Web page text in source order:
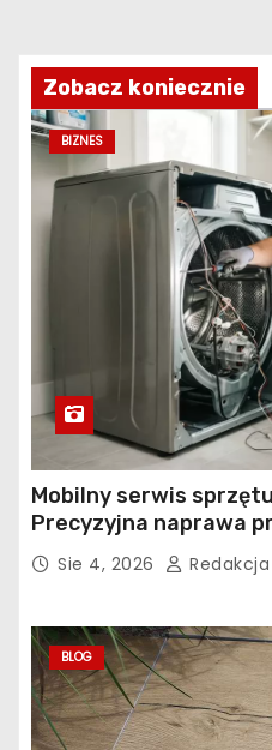
Zobacz koniecznie
BIZNES
Mobilny serwis
Precyzyjna naprawa
Piątkowie
Sie 4, 2026 Redakcja
BLOG